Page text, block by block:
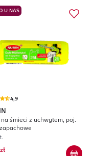
U NAS
4,9
śmieci z uchwytem, poj.